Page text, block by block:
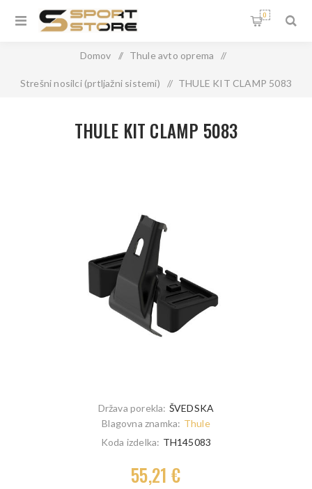
0
Domov / Thule avto oprema /
Strešni nosilci (prtljažni sistemi) / THULE KIT CLAMP 5083
Država porekla: ŠVEDSKA
THULE KIT CLAMP 5083
Blagovna znamka: Thule
Koda izdelka: TH145083
55,21 €